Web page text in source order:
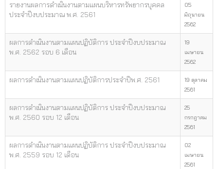
รายงานผลการดำเนินงานตามแผนบริหารทรัพยากรบุคคล
ประจำปีงบประมาณ พ.ศ. 2561
05
มิถุนายน
2562
ผลการดำเนินงานตามแผนปฏิบัติการ ประจำปีงบประมาณ
พ.ศ. 2562 รอบ 6 เดือน
19
เมษายน
2562
ผลการดำเนินงานตามแผนปฏิบัติการประจำปีพ.ศ. 2561
19 ตุลาคม
2561
ผลการดำเนินงานตามแผนปฏิบัติการ ประจำปีงบประมาณ
พ.ศ. 2560 รอบ 12 เดือน
25
กรกฎาคม
2561
ผลการดำเนินงานตามแผนปฏิบัติการ ประจำปีงบประมาณ
พ.ศ. 2559 รอบ 12 เดือน
02
เมษายน
2561